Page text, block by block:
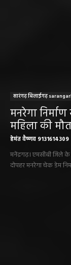
सारंगढ़ बिलाईगढ़
मनरेगा
महिला की
हेमंत वैष्णव 9131614309
मनेंद्रगढ़। एमसीबी जिले
दोपहर मनरेगा चेक डेम